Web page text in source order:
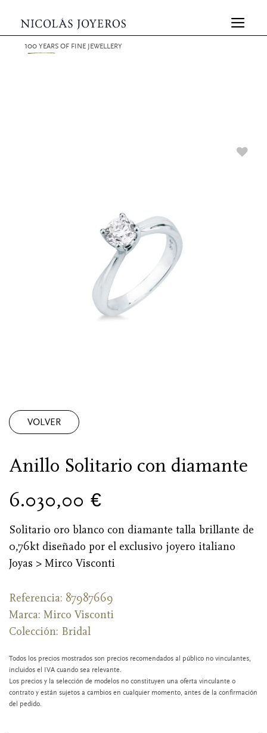
100 YEARS OF FINE JEWELLERY
VOLVER
Anillo Solitario con diamante
6.030,00 €
Solitario oro blanco con diamante talla brillante de
0,76kt diseñado por el exclusivo joyero italiano
Joyas > Mirco Visconti
Referencia: 87987669
Marca: Mirco Visconti
Colección: Bridal
Todos los precios mostrados son precios recomendados al público no vinculantes,
incluidos el IVA cuando sea relevante.
Los precios y la selección de modelos no constituyen una oferta vinculante o
contrato y están sujetos a cambios en cualquier momento, antes de la confirmación
del pedido.